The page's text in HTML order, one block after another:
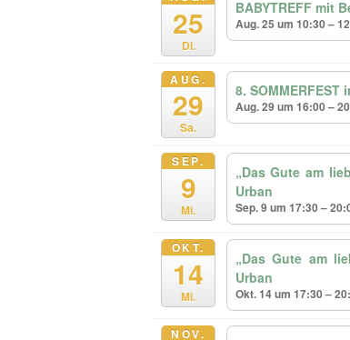
25
Di.
BABYTREFF mit
Aug. 25 um 10:30 –
AUG.
29
Sa.
8. SOMMERFEST
Aug. 29 um 16:00 –
SEP.
9
Mi.
„Das Gute am
Urban
Sep. 9 um 17:30 –
OKT.
14
Mi.
„Das Gute am
Urban
Okt. 14 um 17:30 –
NOV.